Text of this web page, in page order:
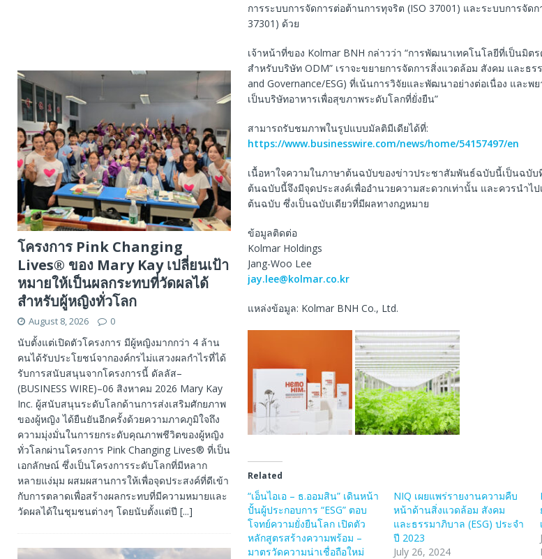
การระบบการจัดการต่อต้านการทุจริต (ISO 37001) และระบบการจัด
37301) ด้วย
เจ้าหน้าที่ของ Kolmar BNH กล่าวว่า “การพัฒนาเทคโนโลยีที่เป็นมิต
สำหรับบริษัท ODM” เราจะขยายการจัดการสิ่งแวดล้อม สังคม และธร
and Governance/ESG) ที่เน้นการวิจัยและพัฒนาอย่างต่อเนื่อง และพย
เป็นบริษัทอาหารเพื่อสุขภาพระดับโลกที่ยั่งยืน”
สามารถรับชมภาพในรูปแบบมัลติมีเดียได้ที่:
https://www.businesswire.com/news/home/54157497/en
เนื้อหาใจความในภาษาต้นฉบับของข่าวประชาสัมพันธ์ฉบับนี้เป็นฉบับ
ต้นฉบับนี้จึงมีจุดประสงค์เพื่ออำนวยความสะดวกเท่านั้น และควรนำไป
ต้นฉบับ ซึ่งเป็นฉบับเดียวที่มีผลทางกฎหมาย
ข้อมูลติดต่อ
Kolmar Holdings
Jang-Woo Lee
jay.lee@kolmar.co.kr
แหล่งข้อมูล: Kolmar BNH Co., Ltd.
Related
“เอ็นไอเอ – ธ.ออมสิน” เดินหน้า
ปั้นผู้ประกอบการ “ESG” ตอบ
โจทย์ความยั่งยืนโลก เปิดตัว
หลักสูตรสร้างความพร้อม –
มาตรวัดความน่าเชื่อถือใหม่
NIQ เผยแพร่รายงานความคืบ
หน้าด้านสิ่งแวดล้อม สังคม
และธรรมาภิบาล (ESG) ประจำ
ปี 2023
July 26, 2024
โครงการ Pink Changing
Lives® ของ Mary Kay เปลี่ยนเป้า
หมายให้เป็นผลกระทบที่วัดผลได้
สำหรับผู้หญิงทั่วโลก
August 8, 2026 0
นับตั้งแต่เปิดตัวโครงการ มีผู้หญิงมากกว่า 4 ล้าน
คนได้รับประโยชน์จากองค์กรไม่แสวงผลกำไรที่ได้
รับการสนับสนุนจากโครงการนี้ ดัลลัส–
(BUSINESS WIRE)–06 สิงหาคม 2026 Mary Kay
Inc. ผู้สนับสนุนระดับโลกด้านการส่งเสริมศักยภาพ
ของผู้หญิง ได้ยืนยันอีกครั้งด้วยความภาคภูมิใจถึง
ความมุ่งมั่นในการยกระดับคุณภาพชีวิตของผู้หญิง
ทั่วโลกผ่านโครงการ Pink Changing Lives® ที่เป็น
เอกลักษณ์ ซึ่งเป็นโครงการระดับโลกที่มีหลาก
หลายแง่มุม ผสมผสานการให้เพื่อจุดประสงค์ที่ดีเข้า
กับการตลาดเพื่อสร้างผลกระทบที่มีความหมายและ
วัดผลได้ในชุมชนต่างๆ โดยนับตั้งแต่ปี [...]